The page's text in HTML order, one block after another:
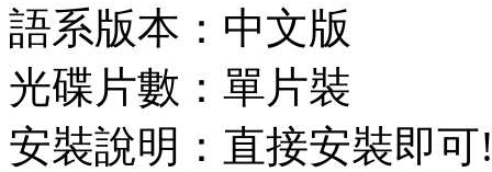
語系版本：中文版
光碟片數：單片裝
安裝說明：直接安裝即可